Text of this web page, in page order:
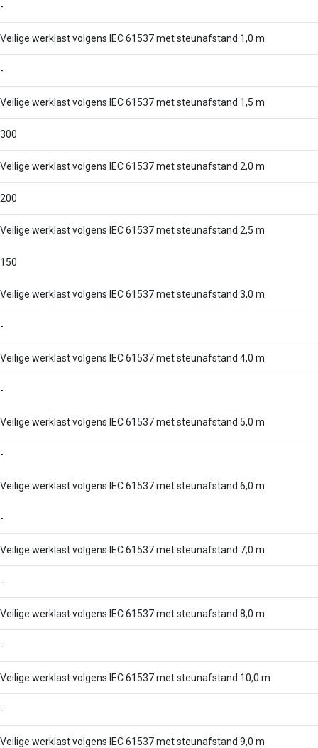
-
Veilige werklast volgens IEC 61537 met steunafstand 1,0 m
-
Veilige werklast volgens IEC 61537 met steunafstand 1,5 m
300
Veilige werklast volgens IEC 61537 met steunafstand 2,0 m
200
Veilige werklast volgens IEC 61537 met steunafstand 2,5 m
150
Veilige werklast volgens IEC 61537 met steunafstand 3,0 m
-
Veilige werklast volgens IEC 61537 met steunafstand 4,0 m
-
Veilige werklast volgens IEC 61537 met steunafstand 5,0 m
-
Veilige werklast volgens IEC 61537 met steunafstand 6,0 m
-
Veilige werklast volgens IEC 61537 met steunafstand 7,0 m
-
Veilige werklast volgens IEC 61537 met steunafstand 8,0 m
-
Veilige werklast volgens IEC 61537 met steunafstand 10,0 m
-
Veilige werklast volgens IEC 61537 met steunafstand 9,0 m